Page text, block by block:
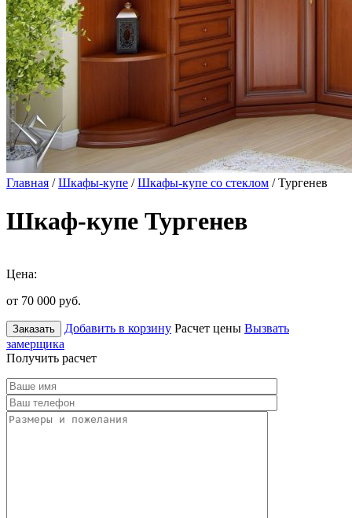
Главная /Шкафы-купе /Шкафы-купе со стеклом / Тургенев
Шкаф-купе Тургенев
Цена:
от 70 000 руб.
Заказать Добавить в корзину Расчет цены Вызвать
замерщика
Получить расчет